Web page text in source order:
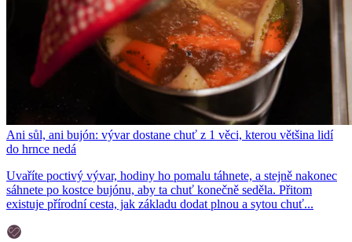
Ani sůl, ani bujón: vývar dostane chuť z 1 věci, kterou většina lidí
do hrnce nedá
Uvaříte poctivý vývar, hodiny ho pomalu táhnete, a stejně nakonec
sáhnete po kostce bujónu, aby ta chuť konečně seděla. Přitom
existuje přírodní cesta, jak základu dodat plnou a sytou chuť...